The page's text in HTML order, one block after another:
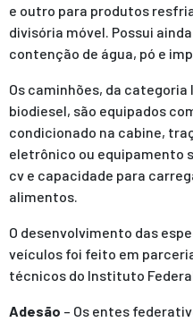
e outro para produtos
divisória móvel. Possui
contenção de água, pó e
Os caminhões, da categoria
biodiesel, são equipados
condicionado na cabine,
eletrônico ou equipamento
cv e capacidade para
alimentos.
O desenvolvimento das
veículos foi feito em
técnicos do Instituto Federal
Adesão – Os entes